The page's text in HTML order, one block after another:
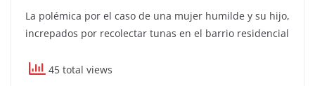
La polémica por el caso de una mujer humilde y su hijo,
increpados por recolectar tunas en el barrio residencial
45 total views